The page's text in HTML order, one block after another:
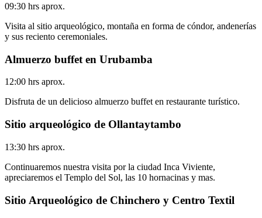
09:30 hrs aprox.
Visita al sitio arqueológico, montaña en forma de cóndor, andenerías
y sus reciento ceremoniales.
Almuerzo buffet en Urubamba
12:00 hrs aprox.
Disfruta de un delicioso almuerzo buffet en restaurante turístico.
Sitio arqueológico de Ollantaytambo
13:30 hrs aprox.
Continuaremos nuestra visita por la ciudad Inca Viviente,
apreciaremos el Templo del Sol, las 10 hornacinas y mas.
Sitio Arqueológico de Chinchero y Centro Textil